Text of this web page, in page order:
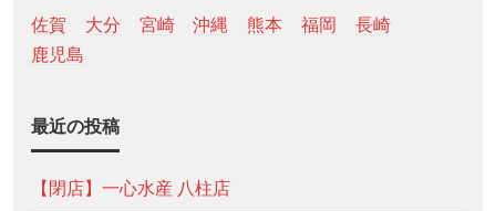
佐賀 大分 宮崎 沖縄 熊本 福岡
長崎
鹿児島
最近の投稿
【閉店】一心水産 八柱店